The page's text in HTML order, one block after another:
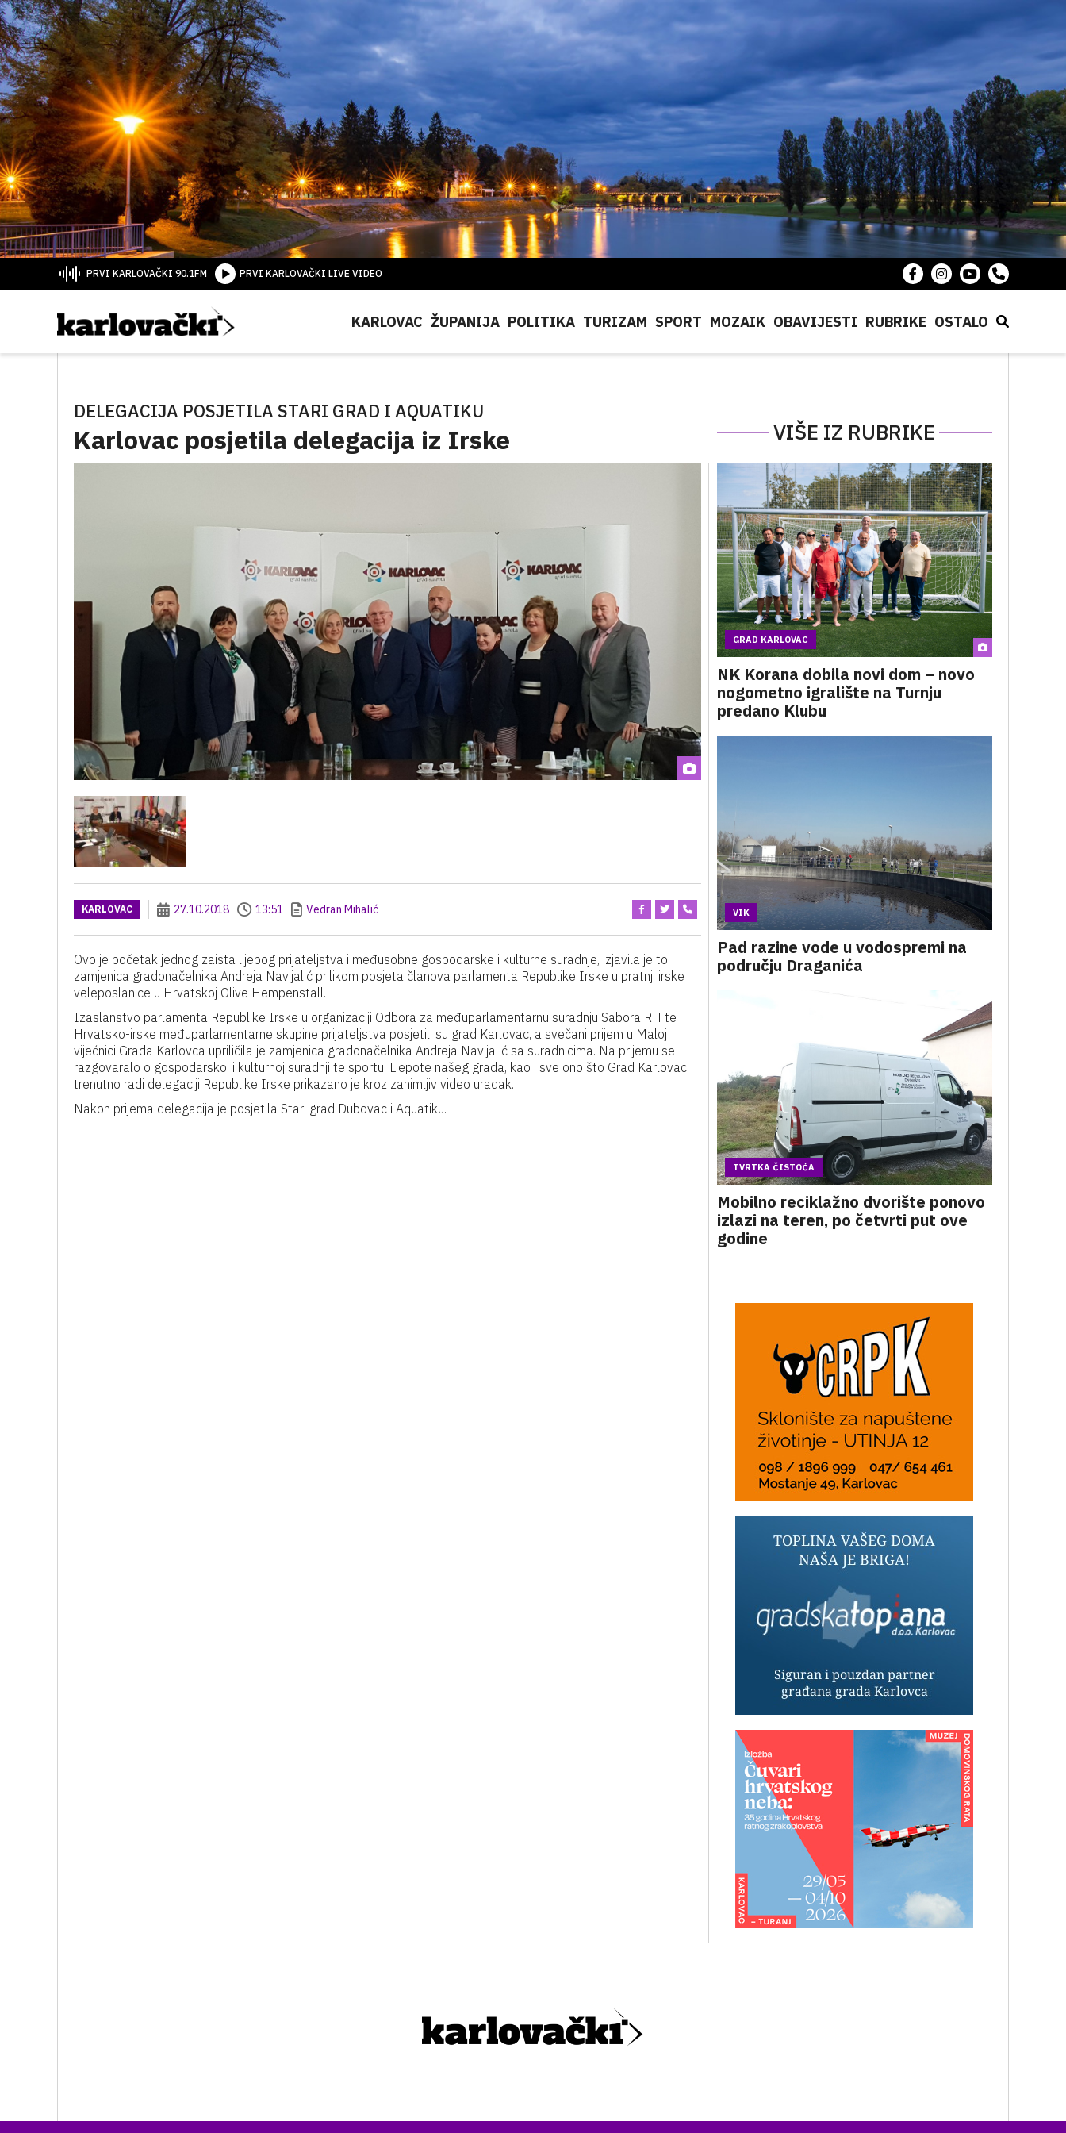
PRVI KARLOVAČKI 90.1FM PRVI KARLOVAČKI LIVE VIDEO
KARLOVAC ŽUPANIJA POLITIKA TURIZAM SPORT MOZAIK OBAVIJESTI RUBRIKE OSTALO
DELEGACIJA POSJETILA STARI GRAD I AQUATIKU
Karlovac posjetila delegacija iz Irske VIŠE IZ RUBRIKE
KARLOVAC 27.10.2018 13:51 Vedran Mihalić
Ovo je početak jednog zaista lijepog prijateljstva i međusobne gospodarske i kulturne suradnje, izjavila je to
zamjenica gradonačelnika Andreja Navijalić prilikom posjeta članova parlamenta Republike Irske u pratnji irske
veleposlanice u Hrvatskoj Olive Hempenstall.
Izaslanstvo parlamenta Republike Irske u organizaciji Odbora za međuparlamentarnu suradnju Sabora RH te
Hrvatsko-irske međuparlamentarne skupine prijateljstva posjetili su grad Karlovac, a svečani prijem u Maloj
vijećnici Grada Karlovca upriličila je zamjenica gradonačelnika Andreja Navijalić sa suradnicima. Na prijemu se
razgovaralo o gospodarskoj i kulturnoj suradnji te sportu. Ljepote našeg grada, kao i sve ono što Grad Karlovac
trenutno radi delegaciji Republike Irske prikazano je kroz zanimljiv video uradak.
Nakon prijema delegacija je posjetila Stari grad Dubovac i Aquatiku.
GRAD KARLOVAC
NK Korana dobila novi dom – novo
nogometno igralište na Turnju
predano Klubu
VIK
Pad razine vode u vodospremi na
području Draganića
TVRTKA ČISTOĆA
Mobilno reciklažno dvorište ponovo
izlazi na teren, po četvrti put ove
godine